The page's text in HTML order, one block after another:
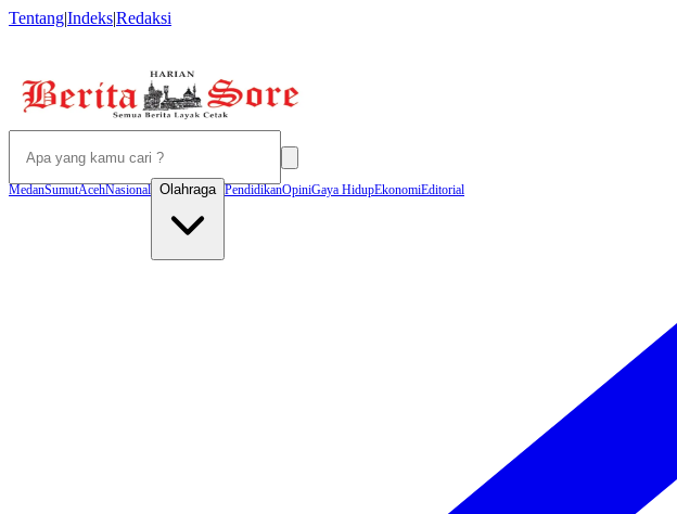
Tentang|Indeks|Redaksi
MedanSumutAcehNasional Olahraga PendidikanOpiniGaya HidupEkonomiEditorial